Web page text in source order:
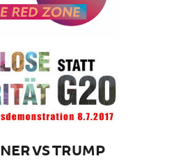
VS TRUMP